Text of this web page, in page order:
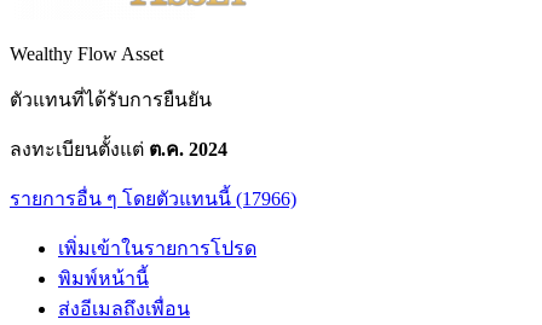
Wealthy Flow Asset
ตัวแทนที่ได้รับการยืนยัน
ลงทะเบียนตั้งแต่ ต.ค. 2024
รายการอื่น ๆ โดยตัวแทนนี้ (17966)
เพิ่มเข้าในรายการโปรด
พิมพ์หน้านี้
ส่งอีเมลถึงเพื่อน